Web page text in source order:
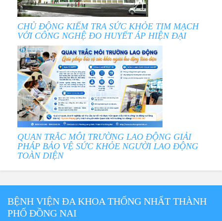
CHỦ ĐỘNG KIỂM TRA SỨC KHỎE TIM MẠCH
VỚI CÔNG NGHỆ ĐO HUYẾT ÁP HIỆN ĐẠI
QUAN TRẮC MÔI TRƯỜNG LAO ĐỘNG GIẢI
PHÁP BẢO VỆ SỨC KHỎE NGƯỜI LAO ĐỘNG
TOÀN DIỆN
BỆNH VIỆN ĐA KHOA THỐNG NHẤT THÀNH
PHỐ ĐỒNG NAI